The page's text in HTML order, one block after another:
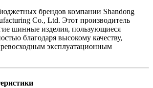
брендов компании Shandong
Co., Ltd. Этот производитель
шинные изделия, пользующиеся
благодаря высокому качеству,
эксплуатационным